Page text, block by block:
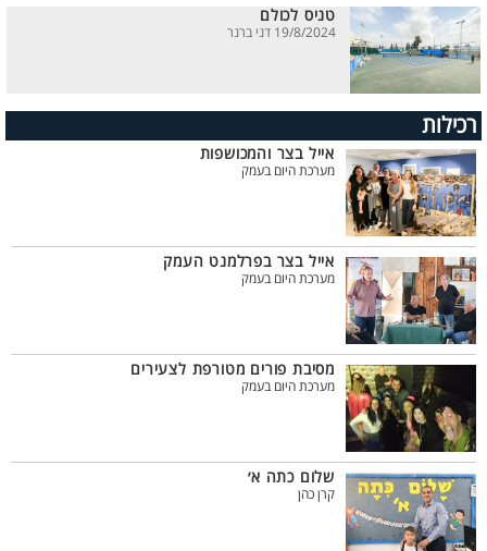
טניס לכולם
19/8/2024 דני ברנר
רכילות
אייל בצר והמכושפות
מערכת היום בעמק
אייל בצר בפרלמנט העמק
מערכת היום בעמק
מסיבת פורים מטורפת לצעירים
מערכת היום בעמק
שלום כתה א׳
קרן כהן